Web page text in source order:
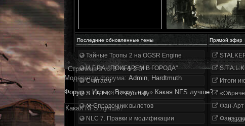
Последние обновленные темы Прямой эфир
Тайные Тропы 2 на OGSR Engine
И.Г.Р.А. "ПОИГАРЕМ В ГОРОДА"
Считаем
S.T.A.L.K.E.R. Anomaly
⚒ Справочник вылетов
NLC 7. Правки и модификации
Итоги
Фан-Арт
Страница3из3 « 1 2 3
Модератор форума: Аdmin, Hardtmuth
Форум » Игры » Вокруг игр » Какая NFS лучше?
Какая NFS лучше?